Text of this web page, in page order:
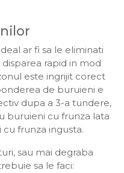
ar fi sa le eliminati
rapid in mod
este ingrijit corect
de buruieni e
dupa a 3-a tundere,
buruieni cu frunza lata
frunza ingusta.
sau mai degraba
sa le faci: